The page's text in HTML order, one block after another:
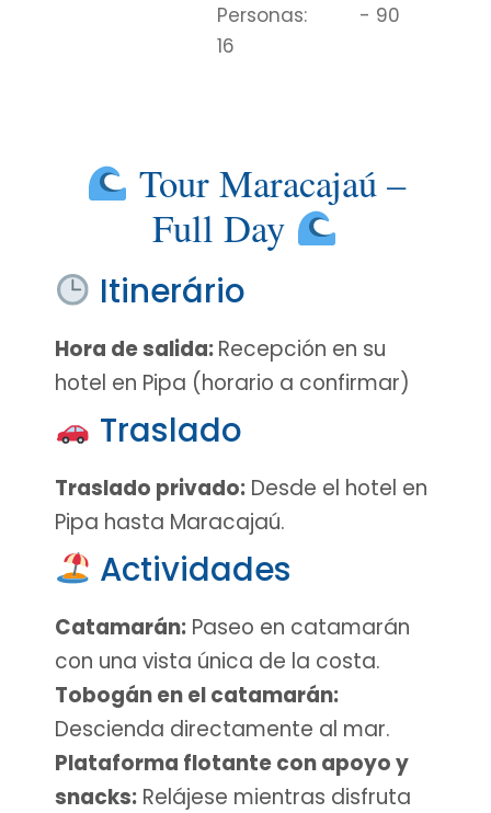
Personas:
16
- 90
Tour Maracajaú –
Full Day
Itinerário
Hora de salida:Recepción en su
hotel en Pipa (horario a confirmar)
Traslado
Traslado privado: Desde el hotel en
Pipa hasta Maracajaú.
Actividades
Catamarán: Paseo en catamarán
con una vista única de la costa.
Tobogán en el catamarán:
Descienda directamente al mar.
Plataforma flotante con apoyo y
snacks: Relájese mientras disfruta